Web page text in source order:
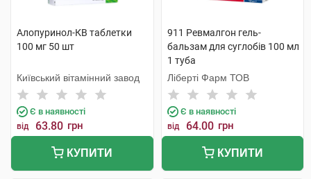
Алопуринол-КВ таблетки
100 мг 50 шт
Київський вітамінний завод
Є в наявності
від 63.80 грн
КУПИТИ
911 Ревмалгон гель-
бальзам для суглобів 100 мл
1 туба
Ліберті Фарм ТОВ
Є в наявності
від 64.00 грн
КУПИТИ